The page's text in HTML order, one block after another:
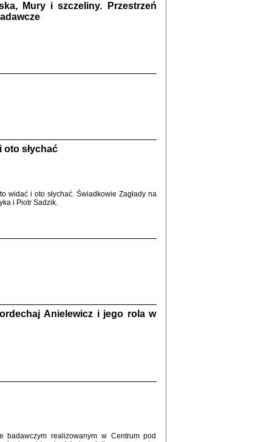
Warszawa 2017
PRZESZLI ...
w bunkrze (Żółkiew 1942-1944)
opatrzyła Barbara Engelking i Havi Dreifuss
Mury i szczeliny. Przestrzeń
oto słychać
widać i oto słychać. Świadkowie Zagłady na
i Piotr Sadzik.
Anielewicz i jego rola w
badawczym realizowanym w Centrum pod